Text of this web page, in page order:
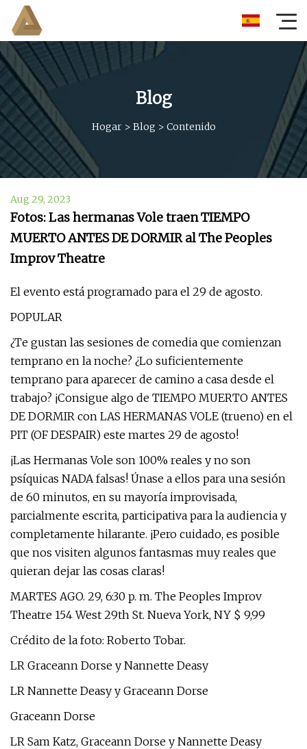
Blog
Hogar> Blog > Contenido
Aug 29, 2023
Fotos: Las hermanas Vole traen TIEMPO
MUERTO ANTES DE DORMIR al The Peoples
Improv Theatre
El evento está programado para el 29 de agosto.
POPULAR
¿Te gustan las sesiones de comedia que comienzan
temprano en la noche? ¿Lo suficientemente
temprano para aparecer de camino a casa desde el
trabajo? ¡Consigue algo de TIEMPO MUERTO ANTES
DE DORMIR con LAS HERMANAS VOLE (trueno) en el
PIT (OF DESPAIR) este martes 29 de agosto!
¡Las Hermanas Vole son 100% reales y no son
psíquicas NADA falsas! Únase a ellos para una sesión
de 60 minutos, en su mayoría improvisada,
parcialmente escrita, participativa para la audiencia y
completamente hilarante. ¡Pero cuidado, es posible
que nos visiten algunos fantasmas muy reales que
quieran dejar las cosas claras!
MARTES AGO. 29, 6:30 p. m. The Peoples Improv
Theatre 154 West 29th St. Nueva York, NY $ 9,99
Crédito de la foto: Roberto Tobar.
LR Graceann Dorse y Nannette Deasy
LR Nannette Deasy y Graceann Dorse
Graceann Dorse
LR Sam Katz, Graceann Dorse y Nannette Deasy